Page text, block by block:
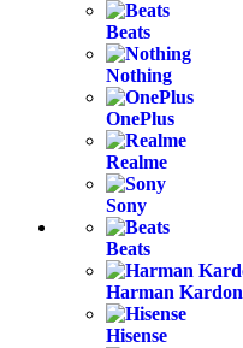
Beats
Nothing
OnePlus
Realme
Sony
Beats
Harman Kardon
Hisense